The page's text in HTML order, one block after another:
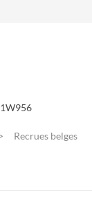
1W956
Recrues belges